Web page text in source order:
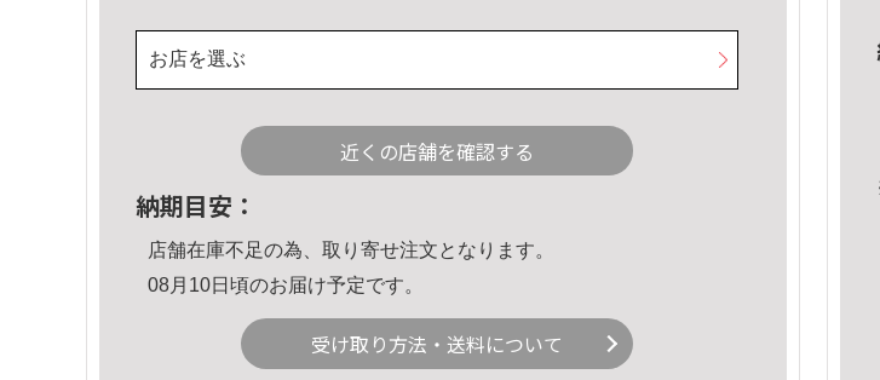
お店を選ぶ
近くの店舗を確認する
納期目安：
店舗在庫不足の為、取り寄せ注文となります。
08月10日頃のお届け予定です。
受け取り方法・送料について